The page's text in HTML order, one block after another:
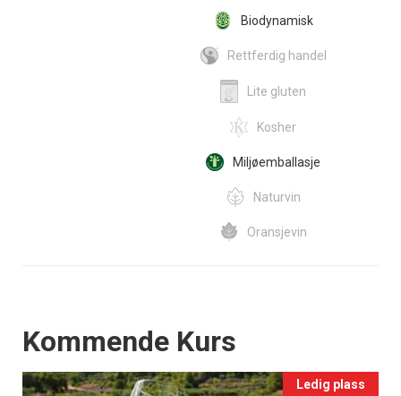
Biodynamisk
Rettferdig handel
Lite gluten
Kosher
Miljøemballasje
Naturvin
Oransjevin
Events
Kommende Kurs
Ledig plass